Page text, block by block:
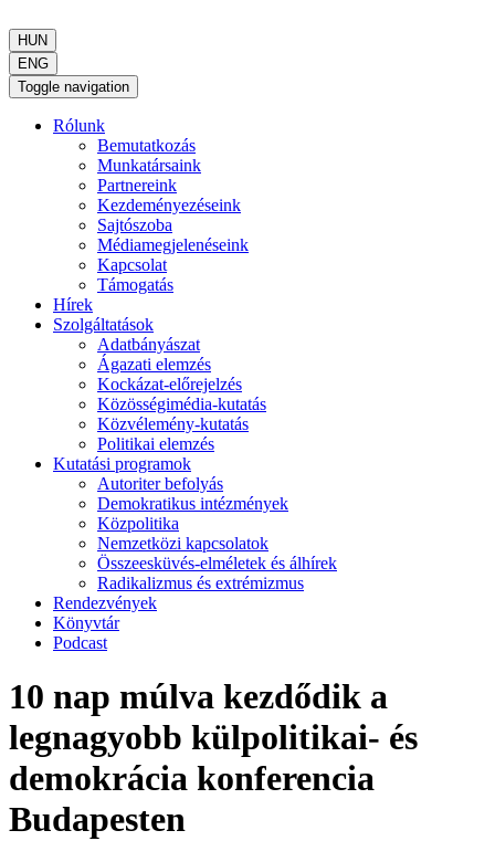
HUN
ENG
Toggle navigation
Rólunk
Bemutatkozás
Munkatársaink
Partnereink
Kezdeményezéseink
Sajtószoba
Médiamegjelenéseink
Kapcsolat
Támogatás
Hírek
Szolgáltatások
Adatbányászat
Ágazati elemzés
Kockázat-előrejelzés
Közösségimédia-kutatás
Közvélemény-kutatás
Politikai elemzés
Kutatási programok
Autoriter befolyás
Demokratikus intézmények
Közpolitika
Nemzetközi kapcsolatok
Összeesküvés-elméletek és álhírek
Radikalizmus és extrémizmus
Rendezvények
Könyvtár
Podcast
10 nap múlva kezdődik a
legnagyobb külpolitikai- és
demokrácia konferencia
Budapesten